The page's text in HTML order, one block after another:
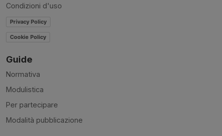
Condizioni d'uso
Privacy Policy
Cookie Policy
Guide
Normativa
Modulistica
Per partecipare
Modalità pubblicazione